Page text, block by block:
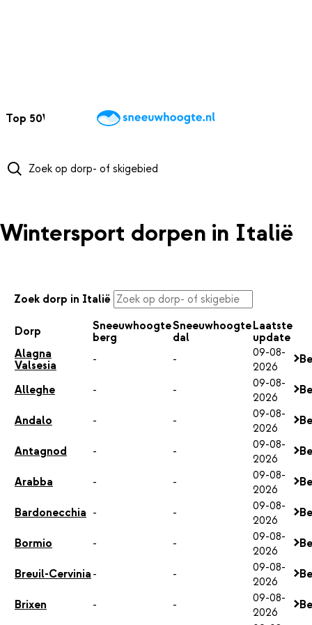
Top 50Webcams WintersportweerKaarten
Wintersport dorpen in Italië
Zoek dorp in Italië
Dorp
Sneeuwhoogte
berg
Sneeuwhoogte
dal
Laatste
update
Alagna
Valsesia
- -
09-08-
2026
Alleghe - -
09-08-
2026
Andalo - -
09-08-
2026
Antagnod - -
09-08-
2026
Arabba - -
09-08-
2026
Bardonecchia - -
09-08-
2026
Bormio - -
09-08-
2026
Breuil-Cervinia - -
09-08-
2026
Brixen - -
09-08-
2026